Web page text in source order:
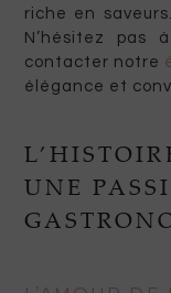
riche en
N’hésitez pas
contacter notre
élégance et
UNE